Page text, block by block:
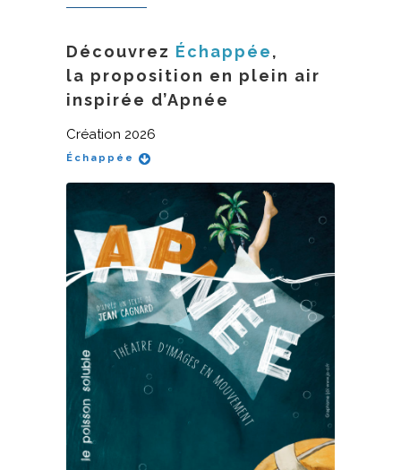
Découvrez Échappée,
la proposition en plein air
inspirée d’Apnée
Création 2026
Échappée